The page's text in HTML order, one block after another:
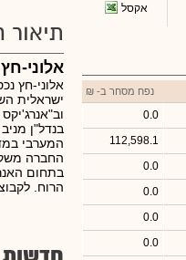
אקסל
נפח מסחר ב- ₪
0.0
112,598.1
0.0
0.0
0.0
0.0
תיאור
אלוני-
אלוני-חץ
ישראלית
בנדל"ן
המערבי
החברה
בתחום
הרוח.